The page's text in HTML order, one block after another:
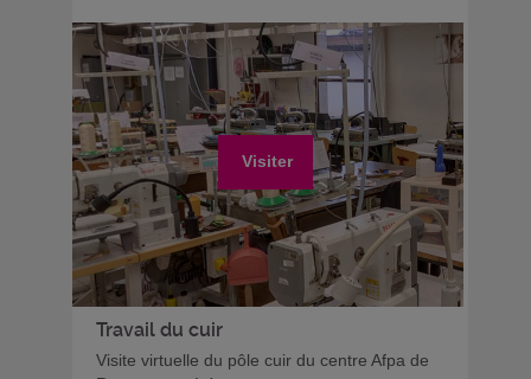
Visiter
Travail du cuir
Visite virtuelle du pôle cuir du centre Afpa de